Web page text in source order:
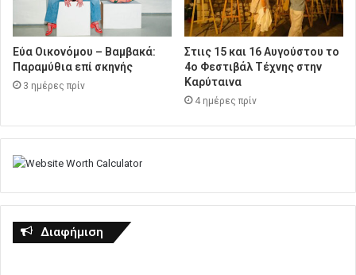
Εύα Οικονόμου – Βαμβακά:
Παραμύθια επί σκηνής
3 ημέρες πρίν
Στιις 15 και 16 Αυγούστου το
4ο Φεστιβάλ Τέχνης στην
Καρύταινα
4 ημέρες πρίν
Διαφήμιση